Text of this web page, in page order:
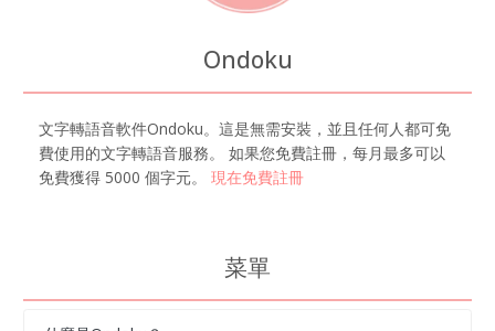
Ondoku
文字轉語音軟件Ondoku。這是無需安裝，並且任何人都可免
費使用的文字轉語音服務。 如果您免費註冊，每月最多可以
免費獲得 5000 個字元。 現在免費註冊
菜單